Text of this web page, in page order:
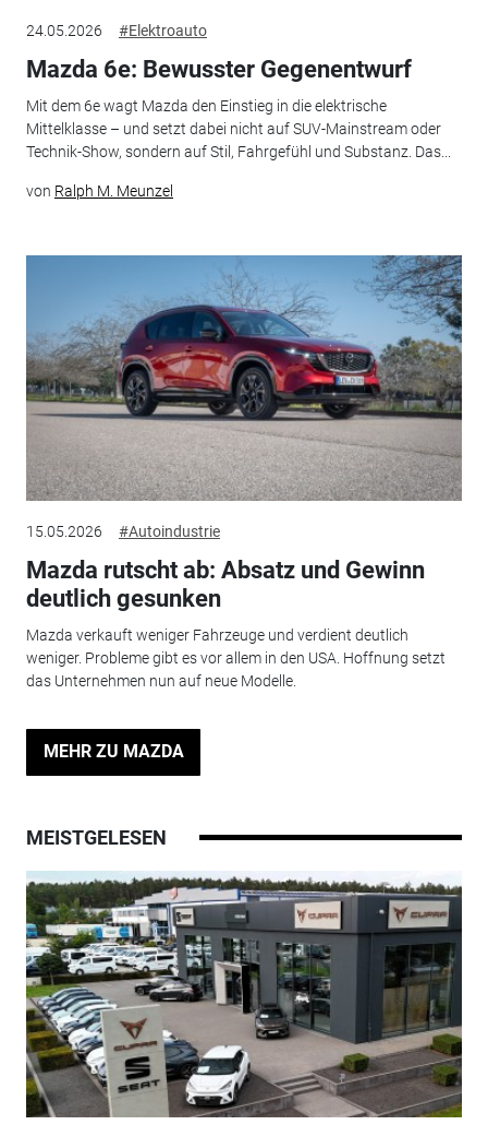
24.05.2026 #Elektroauto
Mazda 6e: Bewusster Gegenentwurf
Mit dem 6e wagt Mazda den Einstieg in die elektrische
Mittelklasse – und setzt dabei nicht auf SUV-Mainstream oder
Technik-Show, sondern auf Stil, Fahrgefühl und Substanz. Das...
von Ralph M. Meunzel
15.05.2026 #Autoindustrie
Mazda rutscht ab: Absatz und Gewinn
deutlich gesunken
Mazda verkauft weniger Fahrzeuge und verdient deutlich
weniger. Probleme gibt es vor allem in den USA. Hoffnung setzt
das Unternehmen nun auf neue Modelle.
MEHR ZU MAZDA
MEISTGELESEN